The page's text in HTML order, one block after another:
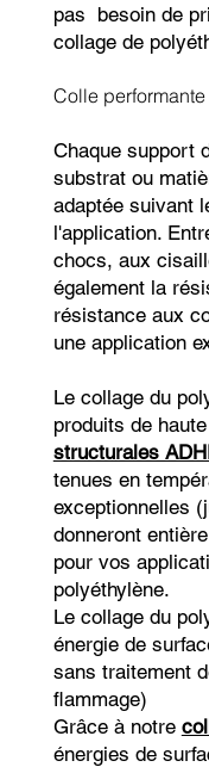
pas besoin de
collage de
Colle
Chaque support
substrat ou
adaptée suivant
l'application.
chocs, aux
également la
résistance aux
une application
Le collage du
produits de
structurales
tenues en
exceptionnelles
donneront
pour vos
polyéthylène.
Le collage du
énergie de
sans traitement
flammage)
Grâce à notre
énergies de